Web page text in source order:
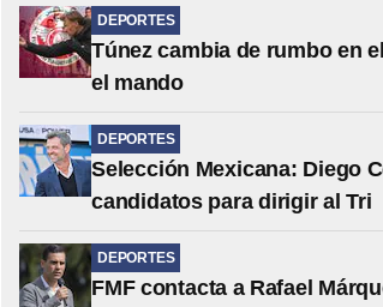
DEPORTES
Túnez cambia de rumbo en
el mando
DEPORTES
Selección Mexicana: Diego
candidatos para dirigir al Tri
DEPORTES
FMF contacta a Rafael